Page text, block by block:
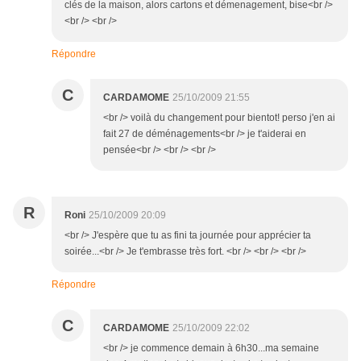
clés de la maison, alors cartons et démenagement, bise<br />
<br /> <br />
Répondre
C CARDAMOME 25/10/2009 21:55
<br /> voilà du changement pour bientot! perso j'en ai
fait 27 de déménagements<br /> je t'aiderai en
pensée<br /> <br /> <br />
R Roni 25/10/2009 20:09
<br /> J'espère que tu as fini ta journée pour apprécier ta
soirée...<br /> Je t'embrasse très fort. <br /> <br /> <br />
Répondre
C CARDAMOME 25/10/2009 22:02
<br /> je commence demain à 6h30...ma semaine